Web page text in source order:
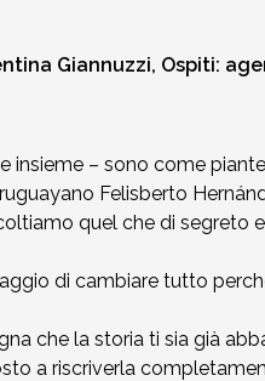
Giannuzzi, Ospiti:
insieme – sono come
Felisberto
quel che di segreto
di cambiare tutto
che la storia ti sia già
a riscriverla